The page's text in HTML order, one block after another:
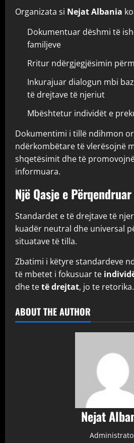
Organizata si Nejat Albania
Dokumentuar dëshmi të
familjeve
Rritur ndërgjegjësimin
Inkurajuar dialogun mbi
të drejtave të njeriut
Mbështetur individët e
Dokumentimi i tillë ndihmon
ndërkombëtare të vlerësojnë
shqetësimit dhe të
informuara.
Një Qasje e
Standardet e të drejtave të
kuadër neutral dhe universal
situatave të tilla.
Zbatimi i këtyre standardeve
të mbetet i fokusuar te
dhe tetë drejtat, jo te retorika.
ABOUT THE AUTHOR
Nejat